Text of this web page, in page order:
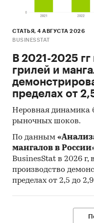
СТАТЬЯ, 4 АВГУСТА 2026
BUSINESSTAT
В 2021-2025
грилей и
пределах от
Неровная динамика
рыночных шоков.
По данным
мангалов в
BusinesStat в 2026 г,
производство
пределах от 2,5 до